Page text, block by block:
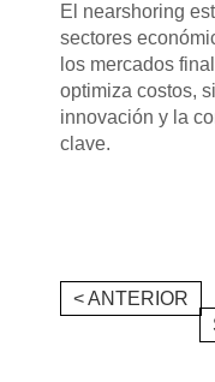
El nearshoring
sectores
los mercados
optimiza costos,
innovación y la
clave.
< ANTERIOR